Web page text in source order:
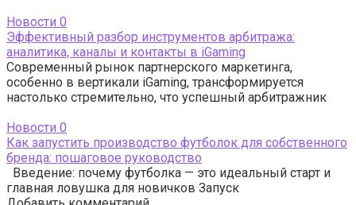
Новости 0
Эффективный разбор инструментов арбитража:
аналитика, каналы и контакты в iGaming
Современный рынок партнерского маркетинга,
особенно в вертикали iGaming, трансформируется
настолько стремительно, что успешный арбитражник
Новости 0
Как запустить производство футболок для собственного
бренда: пошаговое руководство
Введение: почему футболка — это идеальный старт и
главная ловушка для новичков Запуск